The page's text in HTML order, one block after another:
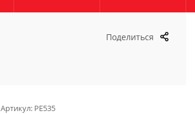
Поделиться
Артикул: PE535